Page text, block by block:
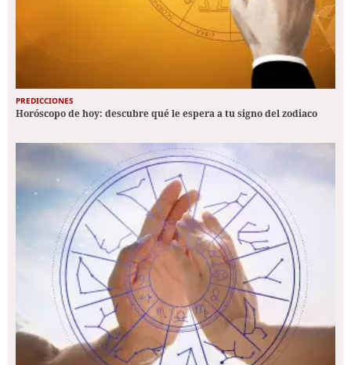
PREDICCIONES
Horóscopo de hoy: descubre qué le espera a tu signo del zodiaco